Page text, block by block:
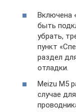
Включена
быть
убрать,
пункт
раздел
отладки.
Meizu М5
случае